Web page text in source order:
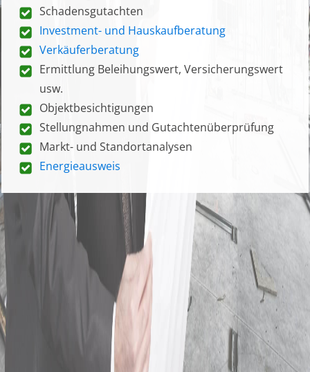
Schadensgutachten
Investment- und Hauskaufberatung
Verkäuferberatung
Ermittlung Beleihungswert, Versicherungswert
usw.
Objektbesichtigungen
Stellungnahmen und Gutachtenüberprüfung
Markt- und Standortanalysen
Energieausweis